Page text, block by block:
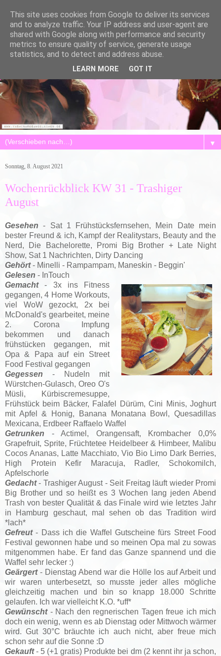
▼
Sonntag, 8. August 2021
Wochenrückblick KW 31 - Trashiger
August
Gesehen - Sat 1 Frühstücksfernsehen, Mein Date mein
bester Freund & ich, Kampf der Realitystars, Beauty and the
Nerd, Die Bachelorette, Promi Big Brother + Late Night
Show, Sat 1 Nachrichten, Dirty Dancing
Gehört- Minelli - Rampampam, Maneskin - Beggin'
Gelesen - InTouch
Gemacht- 3x ins Fitness
gegangen, 4 Home Workouts,
viel WoW gezockt, 2x bei
McDonald's gearbeitet, meine
2. Corona Impfung
bekommen und danach
frühstücken gegangen, mit
Opa & Papa auf ein Street
Food Festival gegangen
Gegessen - Nudeln mit
Würstchen-Gulasch, Oreo O's
Müsli, Kürbiscremesuppe,
Frühstück beim Bäcker, Falafel Dürüm, Cini Minis, Joghurt
mit Apfel & Honig, Banana Monatana Bowl, Quesadillas
Mexicana, Erdbeer Raffaelo Waffel
Getrunken - Actimel, Orangensaft, Krombacher 0,0%
Grapefruit, Sprite, Früchtetee Heidelbeer & Himbeer, Malibu
Cocos Ananas, Latte Macchiato, Vio Bio Limo Dark Berries,
High Protein Kefir Maracuja, Radler, Schokomilch,
Apfelschorle
Gedacht- Trashiger August - Seit Freitag läuft wieder Promi
Big Brother und so heißt es 3 Wochen lang jeden Abend
Trash von bester Qualität & das Finale wird wie letztes Jahr
in Hamburg geschaut, mal sehen ob das Tradition wird
*lach*
Gefreut- Dass ich die Waffel Gutscheine fürs Street Food
Festival gewonnen habe und so meinen Opa mal zu sowas
mitgenommen habe. Er fand das Ganze spannend und die
Waffel sehr lecker :)
Geärgert- Dienstag Abend war die Hölle los auf Arbeit und
wir waren unterbesetzt, so musste jeder alles mögliche
gleichzeitig machen und bin so knapp 18.000 Schritte
gelaufen. Ich war vielleicht K.O. *uff*
Gewünscht- Nach den regnerischen Tagen freue ich mich
doch ein wenig, wenn es ab Dienstag oder Mittwoch wärmer
wird. Gut 30°C bräuchte ich auch nicht, aber freue mich
schon sehr auf die Sonne :D
Gekauft- 5 (+1 gratis) Produkte bei dm (2 kennt ihr ja schon,
This site uses cookies from Google to deliver its services
and to analyze traffic. Your IP address and user-agent are
shared with Google along with performance and security
metrics to ensure quality of service, generate usage
statistics, and to detect and address abuse.
LEARN MORE GOT IT